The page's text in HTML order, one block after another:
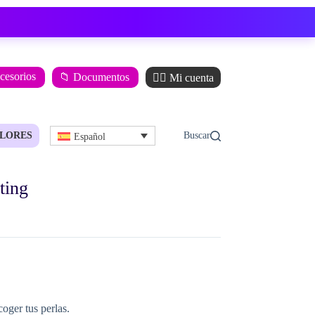
📁 Documentos 🙋‍♂️ Mi cuenta
Español
tus perlas.